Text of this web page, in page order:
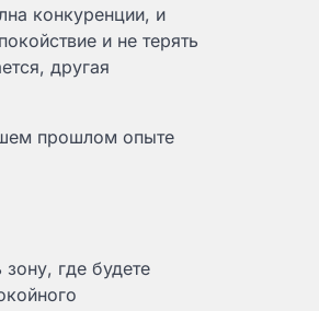
конкуренции, и
и не терять
другая
прошлом опыте
где будете